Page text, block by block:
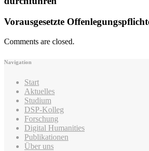
Vorausgesetzte
Comments are closed.
Navigation
Start
Aktuelles
Studium
DSP-Kolleg
Forschung
Digital Humanities
Publikationen
Über uns